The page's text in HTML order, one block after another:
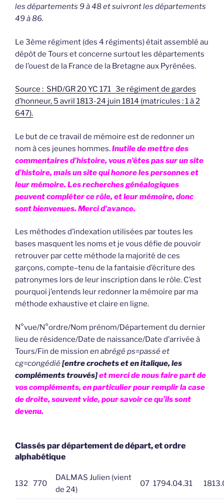
les départements 9 à 48 et suivront les départements
49 à 86.
Le 3ème régiment (des 4 régiments) était assemblé au
dépôt de Tours et concerne surtout les départements
de l’ouest de la France de la Bretagne aux Pyrénées.
Source : SHD/GR 20 YC 171 3e régiment de gardes
d’honneur, 5 avril 1813-24 juin 1814 (matricules : 1 à 2
647).
Le but de ce travail de mémoire est de redonner un
nom à ces jeunes hommes.Inutile de mettre des
commentaires d’histoire, vous n’êtes pas sur un site
d’histoire, mais un site qui honore les personnes et
leur mémoire. Les recherches généalogiques
peuvent compléter ce rôle, et leur mémoire, donc
sont bienvenues. Merci d’avance.
Les méthodes d’indexation utilisées par toutes les
bases masquent les noms et je vous défie de pouvoir
retrouver par cette méthode la majorité de ces
garçons, compte–tenu de la fantaisie d’écriture des
patronymes lors de leur inscription dans le rôle. C’est
pourquoi j’entends leur redonner la mémoire par ma
méthode exhaustive et claire en ligne.
N°vue/N°ordre/Nom prénom/Département du dernier
lieu de résidence/Date de naissance/Date d’arrivée à
Tours/Fin de mission en abrégé ps=passé et
cg=congédié[entre crochets et en italique, les
compléments trouvés]et merci de nous faire part de
vos compléments, en particulier pour remplir la case
de droite, souvent vide, pour savoir ce qu’ils sont
devenu.
Classés par département de départ, et ordre
alphabétique
132 770
DALMAS Julien (vient
de 24)
07 1794.04.31